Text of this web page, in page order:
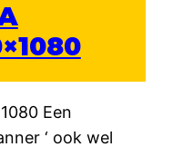
Een
‘ ook wel